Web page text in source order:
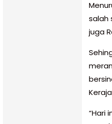
salah
juga
“Hari